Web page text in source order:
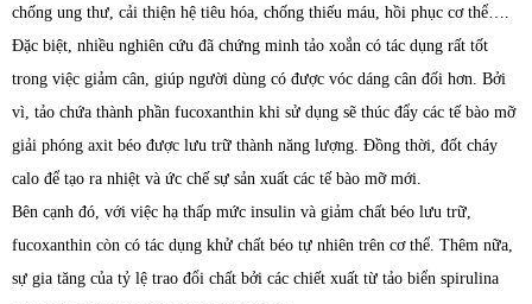
chống ung thư, cải thiện hệ tiêu hóa, chống thiếu máu, hồi phục cơ thể….
Đặc biệt, nhiều nghiên cứu đã chứng minh tảo xoắn có tác dụng rất tốt
trong việc giảm cân, giúp người dùng có được vóc dáng cân đối hơn. Bởi
vì, tảo chứa thành phần fucoxanthin khi sử dụng sẽ thúc đẩy các tế bào mỡ
giải phóng axit béo được lưu trữ thành năng lượng. Đồng thời, đốt cháy
calo để tạo ra nhiệt và ức chế sự sản xuất các tế bào mỡ mới.
Bên cạnh đó, với việc hạ thấp mức insulin và giảm chất béo lưu trữ,
fucoxanthin còn có tác dụng khử chất béo tự nhiên trên cơ thể. Thêm nữa,
sự gia tăng của tỷ lệ trao đổi chất bởi các chiết xuất từ tảo biển spirulina